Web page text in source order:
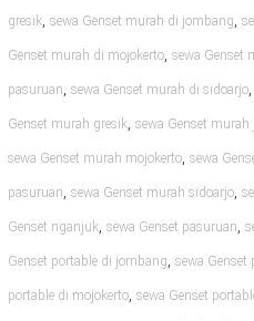
gresik, sewa Genset murah di jombang,
Genset murah di mojokerto, sewa Genset
pasuruan, sewa Genset murah di sidoarjo,
Genset murah gresik, sewa Genset
sewa Genset murah mojokerto, sewa
pasuruan, sewa Genset murah sidoarjo,
Genset nganjuk, sewa Genset pasuruan,
Genset portable di jombang, sewa Genset
portable di mojokerto, sewa Genset